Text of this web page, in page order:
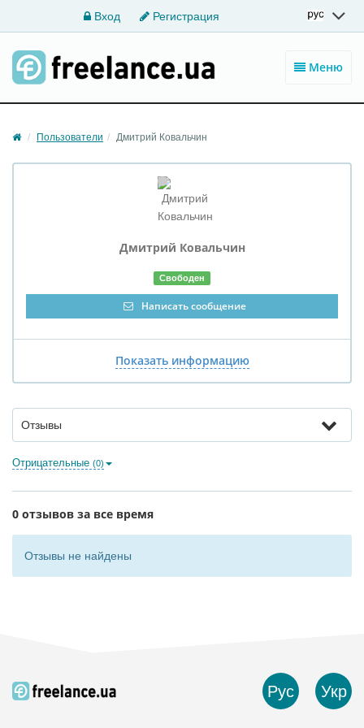
Вход Регистрация
Меню
Пользователи Дмитрий Ковальчин
Дмитрий Ковальчин
Свободен
Написать сообщение
Показать информацию
Отзывы
Отрицательные (0)
0 отзывов за все время
Отзывы не найдены
Рус Укр